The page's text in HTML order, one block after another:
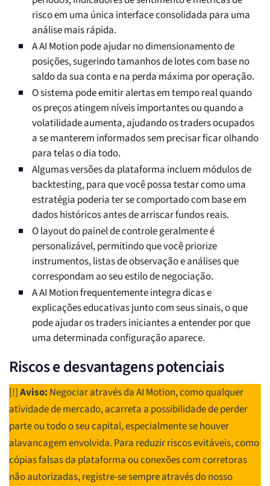
risco em uma única interface consolidada para uma
análise mais rápida.
A AI Motion pode ajudar no dimensionamento de
posições, sugerindo tamanhos de lotes com base no
saldo da sua conta e na perda máxima por operação.
O sistema pode emitir alertas em tempo real quando
os preços atingem níveis importantes ou quando a
volatilidade aumenta, ajudando os traders ocupados
a se manterem informados sem precisar ficar olhando
para telas o dia todo.
Algumas versões da plataforma incluem módulos de
backtesting, para que você possa testar como uma
estratégia poderia ter se comportado com base em
dados históricos antes de arriscar fundos reais.
O layout do painel de controle geralmente é
personalizável, permitindo que você priorize
instrumentos, listas de observação e análises que
correspondam ao seu estilo de negociação.
A AI Motion frequentemente integra dicas e
explicações educativas junto com seus sinais, o que
pode ajudar os traders iniciantes a entender por que
uma determinada configuração aparece.
Riscos e desvantagens potenciais
[!]Aviso: Negociar através da AI Motion, como qualquer
atividade de mercado, acarreta a possibilidade de perder
parte ou todo o seu capital, especialmente se houver
alavancagem envolvida. Para reduzir riscos evitáveis, como
cópias falsas da plataforma ou conexões com corretoras
não autorizadas, registre-se sempre através do nosso